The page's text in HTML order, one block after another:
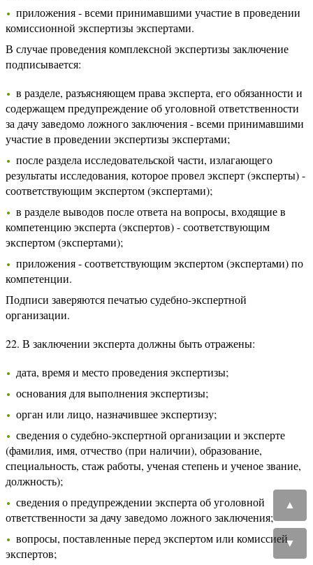
приложения - всеми принимавшими участие в проведении
комиссионной экспертизы экспертами.
В случае проведения комплексной экспертизы заключение
подписывается:
в разделе, разъясняющем права эксперта, его обязанности и
содержащем предупреждение об уголовной ответственности
за дачу заведомо ложного заключения - всеми принимавшими
участие в проведении экспертизы экспертами;
после раздела исследовательской части, излагающего
результаты исследования, которое провел эксперт (эксперты) -
соответствующим экспертом (экспертами);
в разделе выводов после ответа на вопросы, входящие в
компетенцию эксперта (экспертов) - соответствующим
экспертом (экспертами);
приложения - соответствующим экспертом (экспертами) по
компетенции.
Подписи заверяются печатью судебно-экспертной
организации.
22. В заключении эксперта должны быть отражены:
дата, время и место проведения экспертизы;
основания для выполнения экспертизы;
орган или лицо, назначившее экспертизу;
сведения о судебно-экспертной организации и эксперте
(фамилия, имя, отчество (при наличии), образование,
специальность, стаж работы, ученая степень и ученое звание,
должность);
сведения о предупреждении эксперта об уголовной
ответственности за дачу заведомо ложного заключения;
вопросы, поставленные перед экспертом или комиссией
экспертов;
▲
▼